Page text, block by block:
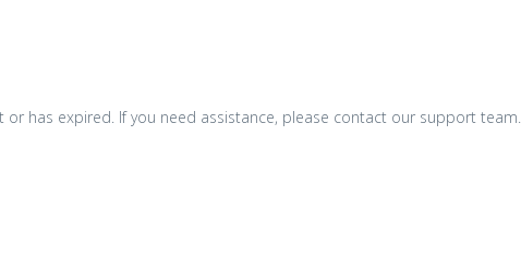
has expired. If you need assistance, please contact our support team.